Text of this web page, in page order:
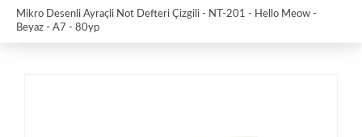
Mikro Desenli Ayraçli Not Defteri Çizgili - NT-201 - Hello Meow -
Beyaz - A7 - 80yp